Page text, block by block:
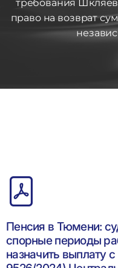
требования
право на возврат
Пенсия в Тюмени:
спорные периоды
назначить выплату